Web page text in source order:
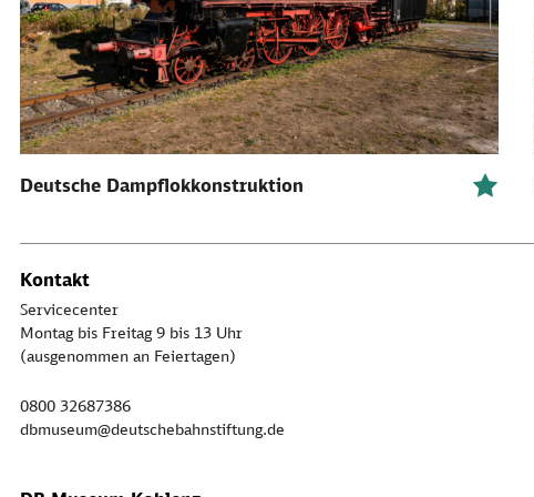
Deutsche Dampflokkonstruktion
Kontakt
Servicecenter
Montag bis Freitag 9 bis 13 Uhr
(ausgenommen an Feiertagen)
0800 32687386
dbmuseum@deutschebahnstiftung.de